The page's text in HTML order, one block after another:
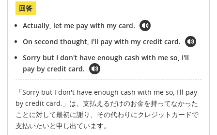
回答
Actually, let me pay with my card.
On second thought, I'll pay with my credit card.
Sorry but I don't have enough cash with me so, I'll
pay by credit card.
「Sorry but I don't have enough cash with me so, I'll pay
by credit card.」は、支払えるだけのお金を持ってなかった
ことに対して最初に謝り、その代わりにクレジットカードで
支払いたいと申し出ています。